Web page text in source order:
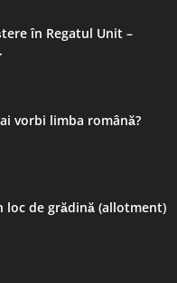
în Regatul Unit –
vorbi limba română?
loc de grădină (allotment)